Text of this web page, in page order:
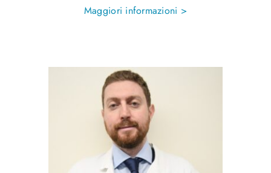
Maggiori informazioni >